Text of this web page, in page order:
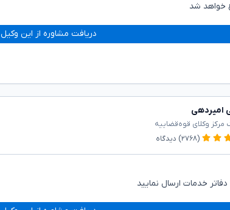
خواهد شد
دریافت مشاوره از این وکیل
امیردهی
مرکز وکلای قوه‌قضاییه
(۲۷۶۸) دیدگاه
خدمات ارسال نمایید